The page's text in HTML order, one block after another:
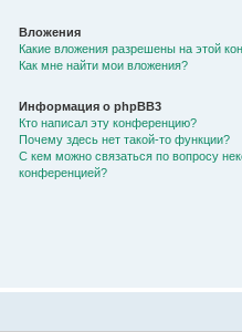
Вложения
Какие вложения разрешены на этой
Как мне найти мои вложения?
Информация о phpBB3
Кто написал эту конференцию?
Почему здесь нет такой-то функции?
С кем можно связаться по вопросу
конференцией?